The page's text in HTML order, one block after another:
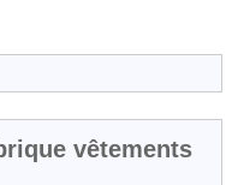
vêtements